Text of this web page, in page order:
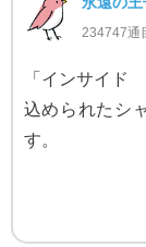
234747通
「インサイ
込められたシ
す。